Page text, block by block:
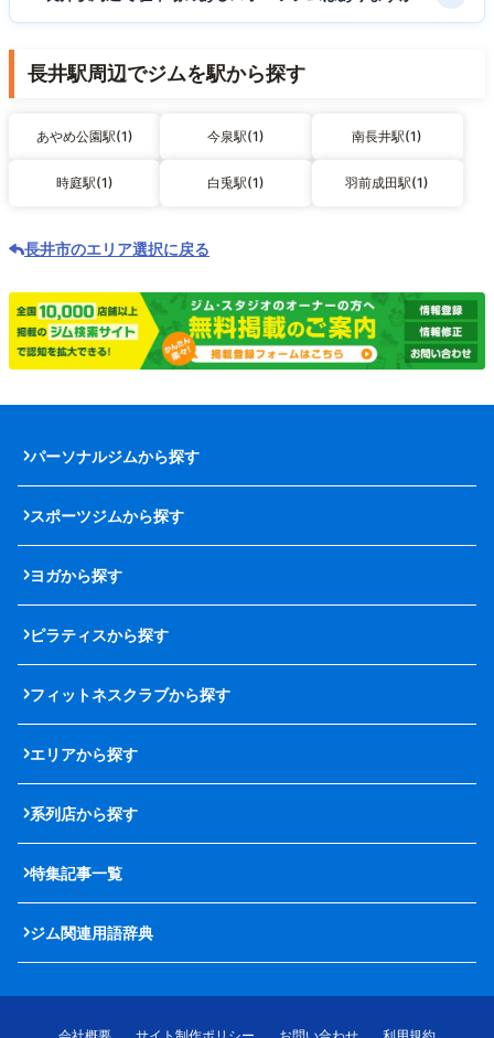
長井駅周辺でジムを駅から探す
あやめ公園駅(1) 今泉駅(1) 南長井駅(1)
時庭駅(1) 白兎駅(1) 羽前成田駅(1)
長井市のエリア選択に戻る
パーソナルジムから探す
スポーツジムから探す
ヨガから探す
ピラティスから探す
フィットネスクラブから探す
エリアから探す
系列店から探す
特集記事一覧
ジム関連用語辞典